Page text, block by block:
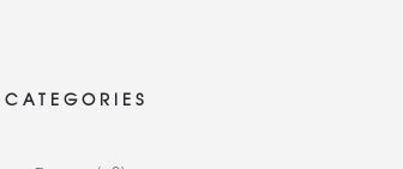
CATEGORIES